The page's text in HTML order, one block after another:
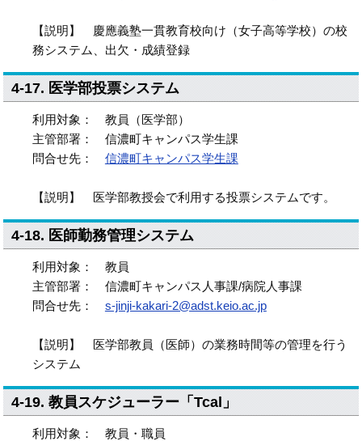
【説明】 慶應義塾一貫教育校向け（女子高等学校）の校
務システム、出欠・成績登録
4-17. 医学部投票システム
利用対象： 教員（医学部）
主管部署： 信濃町キャンパス学生課
問合せ先： 信濃町キャンパス学生課
【説明】 医学部教授会で利用する投票システムです。
4-18. 医師勤務管理システム
利用対象： 教員
主管部署： 信濃町キャンパス人事課/病院人事課
問合せ先： s-jinji-kakari-2@adst.keio.ac.jp
【説明】 医学部教員（医師）の業務時間等の管理を行う
システム
4-19. 教員スケジューラー「Tcal」
利用対象： 教員・職員